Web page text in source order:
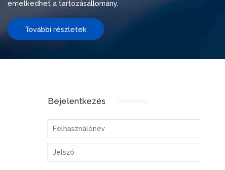
emelkedhet a tartozásállomány.
További részletek
Bejelentkezés
Felhasználónév
Jelszó